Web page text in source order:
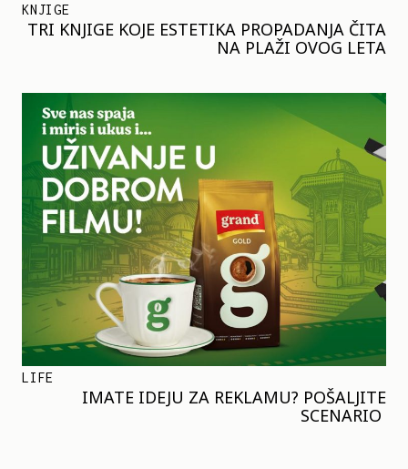
KNJIGE
TRI KNJIGE KOJE ESTETIKA PROPADANJA ČITA
NA PLAŽI OVOG LETA
LIFE
IMATE IDEJU ZA REKLAMU? POŠALJITE
SCENARIO